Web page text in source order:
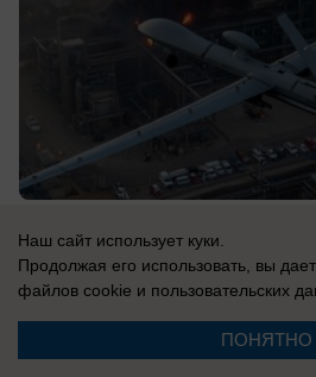
В России
Новости СВО: ВС РФ
США отказали Киеву в
Наш сайт использует куки.
Продолжая его использовать, вы
файлов cookie и пользовательских
ПОНЯТНО